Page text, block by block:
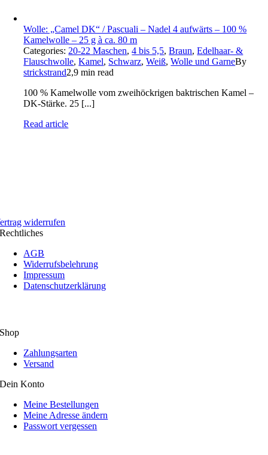
Wolle: „Camel DK“ / Pascuali – Nadel 4 aufwärts – 100 %
Kamelwolle – 25 g à ca. 80 m
Categories: 20-22 Maschen,4 bis 5,5,Braun,Edelhaar- &
Flauschwolle,Kamel, Schwarz,Weiß,Wolle und GarneBy
strickstrand2,9 min read
100 % Kamelwolle vom zweihöckrigen baktrischen Kamel –
DK-Stärke. 25 [...]
Read article
widerrufen
Rechtliches
AGB
Widerrufsbelehrung
Impressum
Datenschutzerklärung
Shop
Zahlungsarten
Versand
Dein Konto
Meine Bestellungen
Meine Adresse ändern
Passwort vergessen